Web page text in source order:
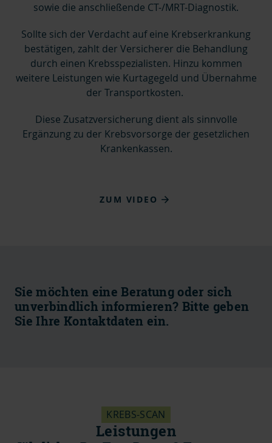
sowie die anschließende CT-/MRT-Diagnostik.
Sollte sich der Verdacht auf eine Krebserkrankung
bestätigen, zahlt der Versicherer die Behandlung
durch einen Krebsspezialisten. Hinzu kommen
weitere Leistungen wie Kurtagegeld und Übernahme
der Transportkosten.
Diese Zusatzversicherung dient als sinnvolle
Ergänzung zu der Krebsvorsorge der gesetzlichen
Krankenkassen.
ZUM VIDEO
Sie möchten eine Beratung oder sich
unverbindlich informieren? Bitte geben
Sie Ihre Kontaktdaten ein.
KREBS-SCAN
Leistungen